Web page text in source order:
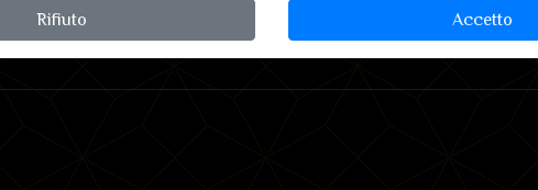
Rifiuto Accetto